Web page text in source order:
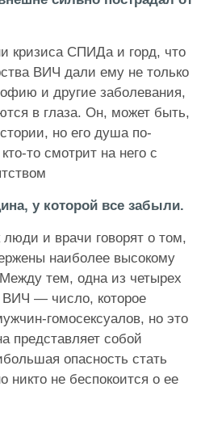
кризиса СПИДа и горд, что
ВИЧ дали ему не только
и другие заболевания,
в глаза. Он, может быть,
но его душа по-
то смотрит на него с
у которой все забыли.
и врачи говорят о том,
наиболее высокому
тем, одна из четырех
— число, которое
гомосексуалов, но это
представляет собой
опасность стать
никто не беспокоится о ее